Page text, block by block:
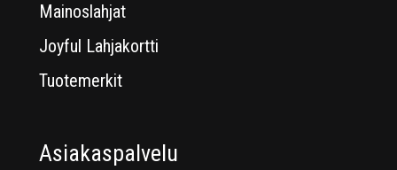
Mainoslahjat
Joyful Lahjakortti
Tuotemerkit
Asiakaspalvelu